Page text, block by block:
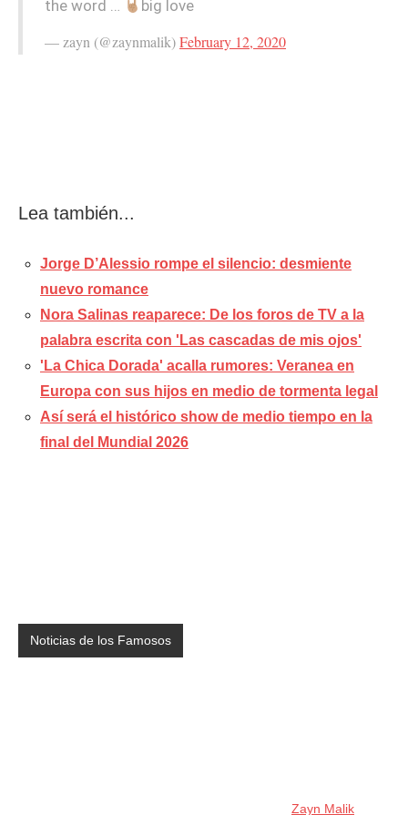
the word … big love
— zayn (@zaynmalik)February 12, 2020
Lea también...
Jorge D’Alessio rompe el silencio: desmiente
nuevo romance
Nora Salinas reaparece: De los foros de TV a la
palabra escrita con 'Las cascadas de mis ojos'
'La Chica Dorada' acalla rumores: Veranea en
Europa con sus hijos en medio de tormenta legal
Así será el histórico show de medio tiempo en la
final del Mundial 2026
Noticias de los Famosos
Zayn Malik